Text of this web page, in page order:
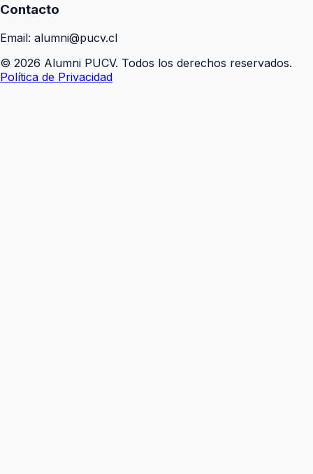
Contacto
Email: alumni@pucv.cl
© 2026 Alumni PUCV. Todos los derechos reservados.
Política de Privacidad